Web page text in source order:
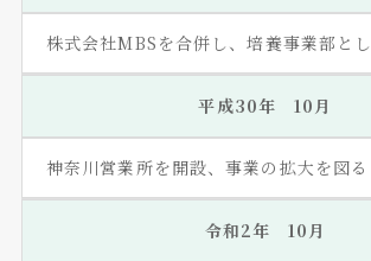
株式会社MBSを合併し、培養事業部と
平成30年 10月
神奈川営業所を開設、事業の拡大を図る
令和2年 10月